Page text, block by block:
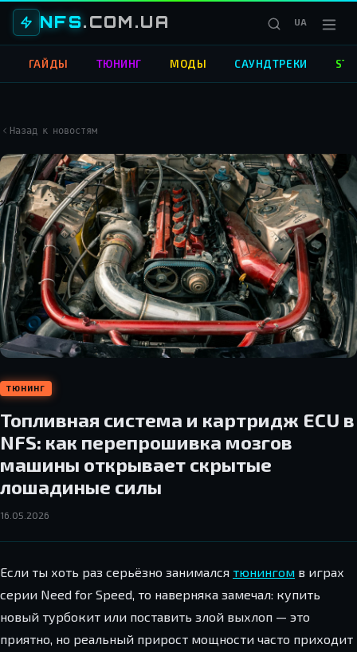
NFS.COM.UA UA
ГАЙДЫ ТЮНИНГ МОДЫ САУНДТРЕКИ
Назад к новостям
ТЮНИНГ
Топливная система и картридж ECU в
NFS: как перепрошивка мозгов
машины открывает скрытые
лошадиные силы
16.05.2026
Если ты хоть раз серьёзно занимался тюнингом в играх
серии Need for Speed, то наверняка замечал: купить
новый турбокит или поставить злой выхлоп — это
приятно, но реальный прирост мощности часто приходит